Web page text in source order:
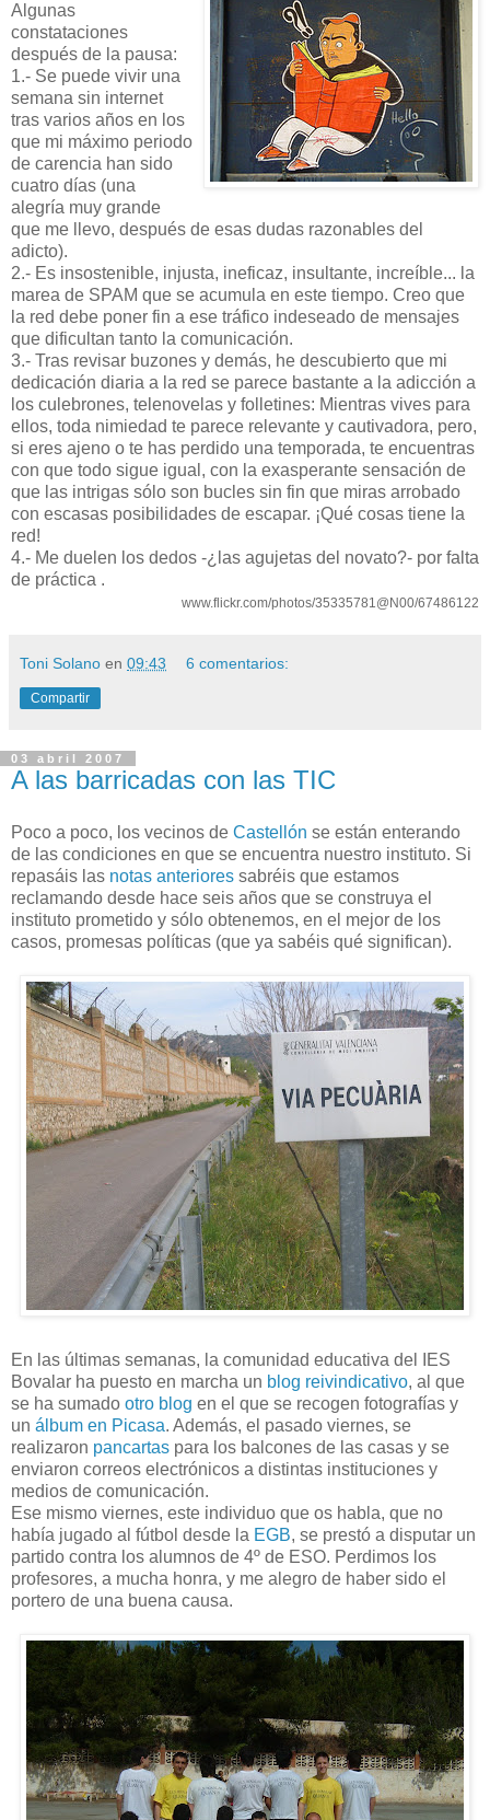
Algunas
constataciones
después de la pausa:
1.- Se puede vivir una
semana sin internet
tras varios años en los
que mi máximo periodo
de carencia han sido
cuatro días (una
alegría muy grande
que me llevo, después de esas dudas razonables del
adicto).
2.- Es insostenible, injusta, ineficaz, insultante, increíble... la
marea de SPAM que se acumula en este tiempo. Creo que
la red debe poner fin a ese tráfico indeseado de mensajes
que dificultan tanto la comunicación.
3.- Tras revisar buzones y demás, he descubierto que mi
dedicación diaria a la red se parece bastante a la adicción a
los culebrones, telenovelas y folletines: Mientras vives para
ellos, toda nimiedad te parece relevante y cautivadora, pero,
si eres ajeno o te has perdido una temporada, te encuentras
con que todo sigue igual, con la exasperante sensación de
que las intrigas sólo son bucles sin fin que miras arrobado
con escasas posibilidades de escapar. ¡Qué cosas tiene la
red!
4.- Me duelen los dedos -¿las agujetas del novato?- por falta
de práctica .
www.flickr.com/photos/35335781@N00/67486122
Toni Solano en 09:43 6 comentarios:
Compartir
03 abril 2007
A las barricadas con las TIC
Poco a poco, los vecinos de Castellón se están enterando
de las condiciones en que se encuentra nuestro instituto. Si
repasáis las notas anteriores sabréis que estamos
reclamando desde hace seis años que se construya el
instituto prometido y sólo obtenemos, en el mejor de los
casos, promesas políticas (que ya sabéis qué significan).
En las últimas semanas, la comunidad educativa del IES
Bovalar ha puesto en marcha un blog reivindicativo, al que
se ha sumado otro blog en el que se recogen fotografías y
un álbum en Picasa. Además, el pasado viernes, se
realizaron pancartas para los balcones de las casas y se
enviaron correos electrónicos a distintas instituciones y
medios de comunicación.
Ese mismo viernes, este individuo que os habla, que no
había jugado al fútbol desde la EGB, se prestó a disputar un
partido contra los alumnos de 4º de ESO. Perdimos los
profesores, a mucha honra, y me alegro de haber sido el
portero de una buena causa.